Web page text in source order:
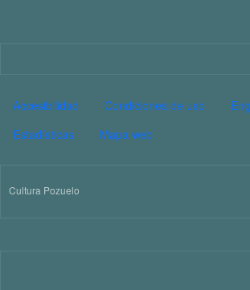
PIE DE PÁGINA
Accesibilidad Condiciones de uso
Estadísticas
Mapa web
Cultura Pozuelo